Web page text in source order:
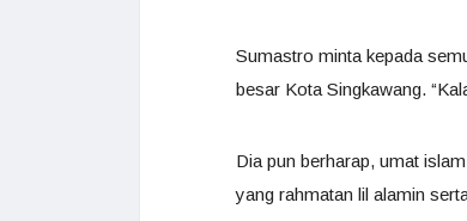
Sumastro minta kepada
besar Kota Singkawang.
Dia pun berharap, umat
yang rahmatan lil alamin